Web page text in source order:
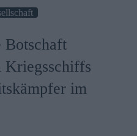
Botschaft
Kriegsschiffs
im